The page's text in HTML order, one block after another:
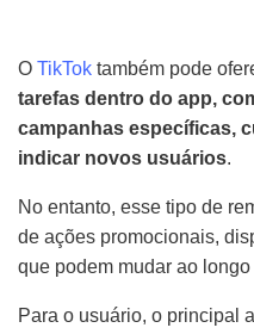
O TikTok também pode
tarefas dentro do app,
campanhas específicas,
indicar novos usuários.
No entanto, esse tipo de
de ações promocionais,
que podem mudar ao longo
Para o usuário, o principal